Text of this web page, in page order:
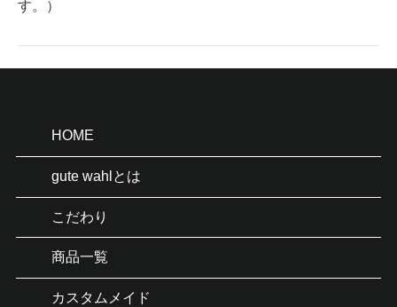
す。）
HOME
gute wahlとは
こだわり
商品一覧
カスタムメイド